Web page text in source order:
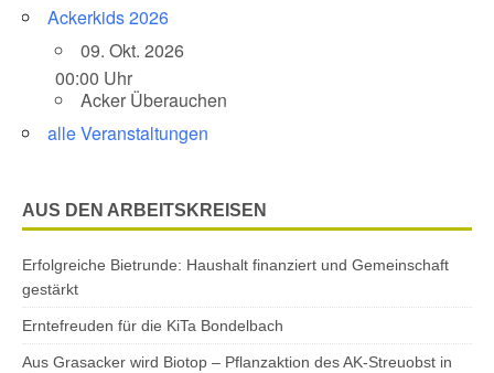
Ackerkids 2026
09. Okt. 2026
00:00 Uhr
Acker Überauchen
alle Veranstaltungen
AUS DEN ARBEITSKREISEN
Erfolgreiche Bietrunde: Haushalt finanziert und Gemeinschaft
gestärkt
Erntefreuden für die KiTa Bondelbach
Aus Grasacker wird Biotop – Pflanzaktion des AK-Streuobst in